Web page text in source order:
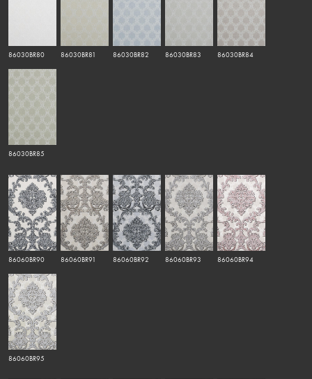
86030BR80 86030BR81 86030BR82 86030BR83 86030BR84
86030BR85
86060BR90 86060BR91 86060BR92 86060BR93 86060BR94
86060BR95